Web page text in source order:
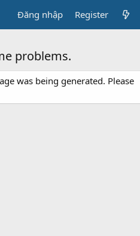
Đăng nhập Register
problems.
was being generated. Please